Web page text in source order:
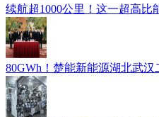
续航超1000公里！这一超高比
80GWh！楚能新能源湖北武